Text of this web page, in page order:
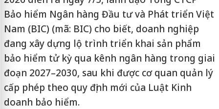
Bảo hiểm Ngân hàng Đầu tư và Phát triển Việt
Nam (BIC) (mã: BIC) cho biết, doanh nghiệp
đang xây dựng lộ trình triển khai sản phẩm
bảo hiểm tử kỳ qua kênh ngân hàng trong giai
đoạn 2027–2030, sau khi được cơ quan quản lý
cấp phép theo quy định mới của Luật Kinh
doanh bảo hiểm.